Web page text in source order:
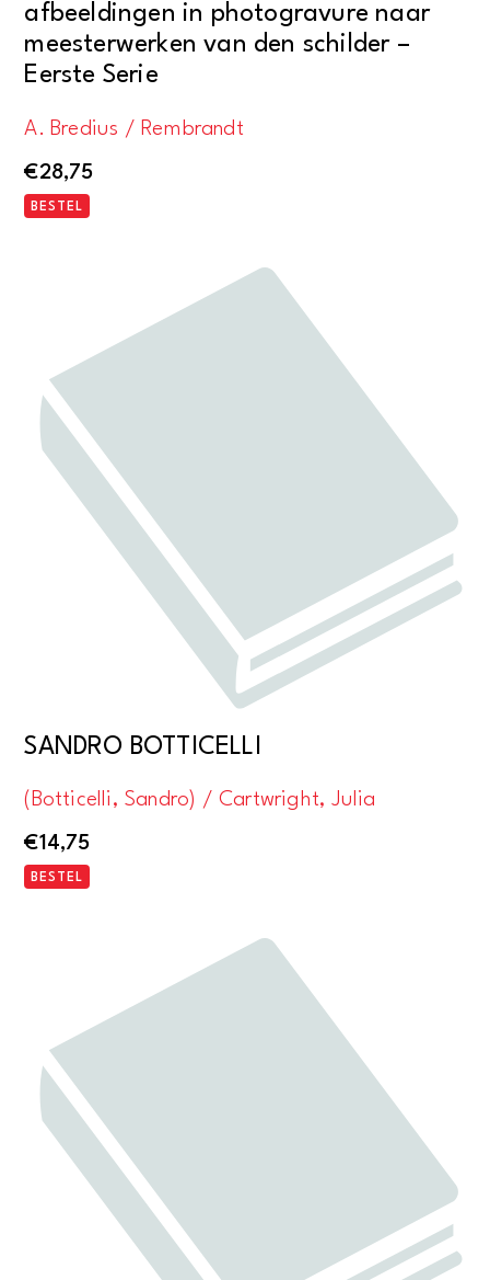
afbeeldingen in photogravure naar
meesterwerken van den schilder –
Eerste Serie
A. Bredius / Rembrandt
€28,75
BESTEL
SANDRO BOTTICELLI
(Botticelli, Sandro) / Cartwright, Julia
€14,75
BESTEL